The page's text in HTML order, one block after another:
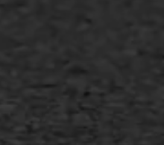
Gietasfalt reparatie